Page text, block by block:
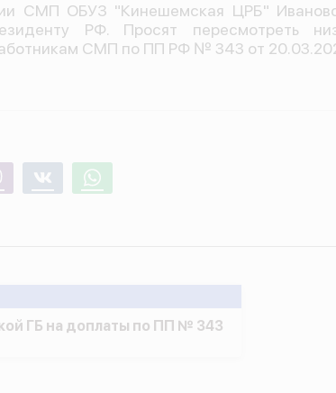
СМП ОБУЗ "Кинешемская ЦРБ"
РФ. Просят пересмотреть
СМП по ПП РФ № 343 от
Viber Whatsapp
ГБ на доплаты по ПП № 343